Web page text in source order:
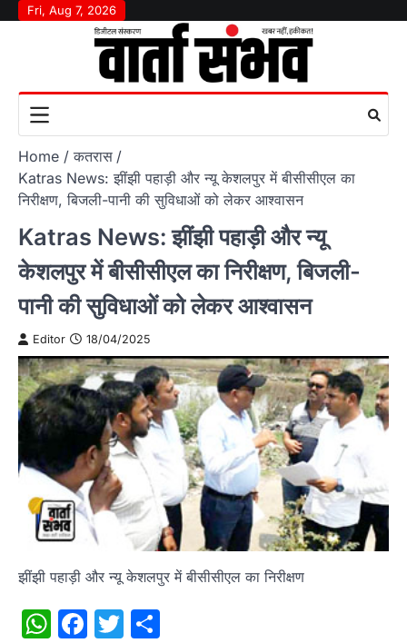
SkipFri, Aug 7, 2026
Home
कतरास
Katras News: झींझी पहाड़ी और न्यू केशलपुर में बीसीसीएल का
निरीक्षण, बिजली-पानी की सुविधाओं को लेकर आश्वासन
Katras News: झींझी पहाड़ी और न्यू
केशलपुर में बीसीसीएल का निरीक्षण, बिजली-
पानी की सुविधाओं को लेकर आश्वासन
Editor 18/04/2025
झींझी पहाड़ी और न्यू केशलपुर में बीसीसीएल का निरीक्षण
WhatsApp
Facebook
Twitter